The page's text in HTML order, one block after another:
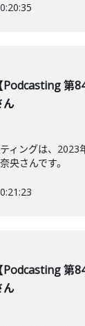
【Podcasting 第
ん
ィングは、2023
央さんです。
【Podcasting 第
ん